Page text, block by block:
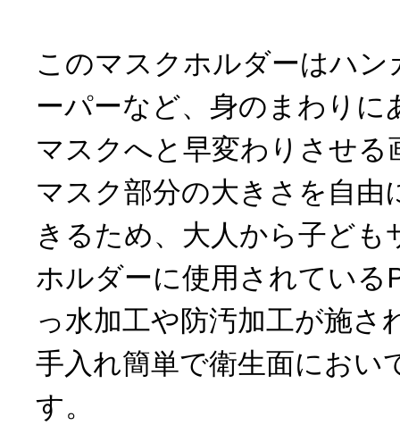
このマスクホルダーはハ
ーパーなど、身のまわりに
マスクへと早変わりさせる
マスク部分の大きさを自由
きるため、大人から子ども
ホルダーに使⽤されている
っ⽔加⼯や防汚加⼯が施さ
⼿⼊れ簡単で衛⽣面におい
す。